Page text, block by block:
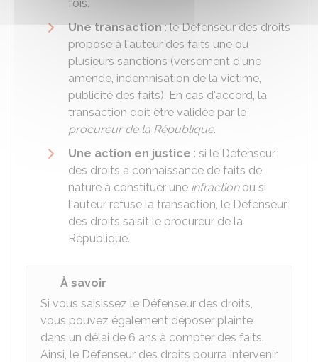
fois.
Une transaction: le Défenseur des droits
propose à l'auteur des faits une ou
plusieurs sanctions (versement d'une
amende, indemnisation de la victime,
publicité des faits). En cas d'accord, la
transaction doit être validée par le
procureur de la République.
Une action en justice : si le Défenseur
des droits a connaissance de faits de
nature à constituer une infractionou si
l'auteur refuse la transaction, le Défenseur
des droits saisit le procureur de la
République.
À savoir
Si vous saisissez le Défenseur des droits,
vous pouvez également déposer plainte
dans un délai de 6 ans à compter des faits.
Ainsi, le Défenseur des droits pourra intervenir